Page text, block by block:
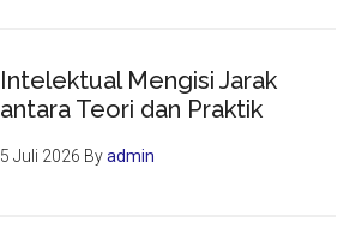
Intelektual Mengisi Jarak
antara Teori dan Praktik
5 Juli 2026 Byadmin